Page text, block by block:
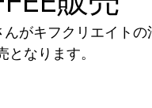
がキフクリエイト
となります。